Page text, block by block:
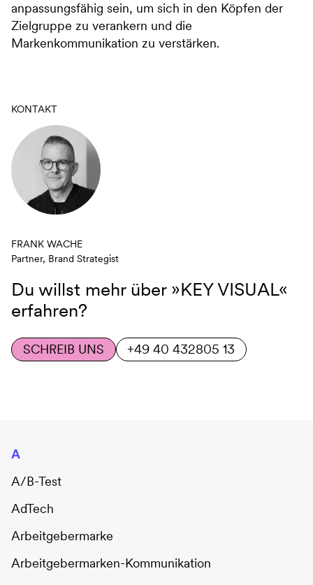
anpassungsfähig sein, um sich in den Köpfen der
Zielgruppe zu verankern und die
Markenkommunikation zu verstärken.
KONTAKT
FRANK WACHE
Partner, Brand Strategist
Du willst mehr über »KEY VISUAL«
erfahren?
SCHREIB UNS +49 40 432805 13
A
A/B-Test
AdTech
Arbeitgebermarke
Arbeitgebermarken-Kommunikation